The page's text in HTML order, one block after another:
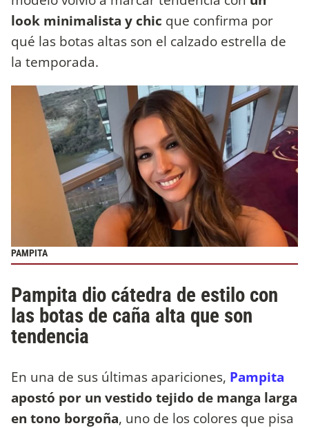
look minimalista y chic que confirma por
qué las botas altas son el calzado estrella de
la temporada.
PAMPITA
Pampita dio cátedra de estilo con
las botas de caña alta que son
tendencia
En una de sus últimas apariciones, Pampita
apostó por un vestido tejido de manga larga
en tono borgoña, uno de los colores que pisa